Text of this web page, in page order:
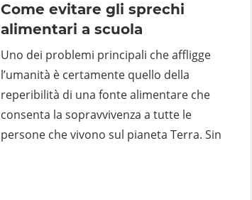
Come evitare gli sprechi
alimentari a scuola
Uno dei problemi principali che affligge
l’umanità è certamente quello della
reperibilità di una fonte alimentare che
consenta la sopravvivenza a tutte le
persone che vivono sul pianeta Terra. Sin